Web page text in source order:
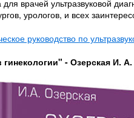
врачей ультразвуковой
урологов, и всех
руководство по
- Озерская И. А.